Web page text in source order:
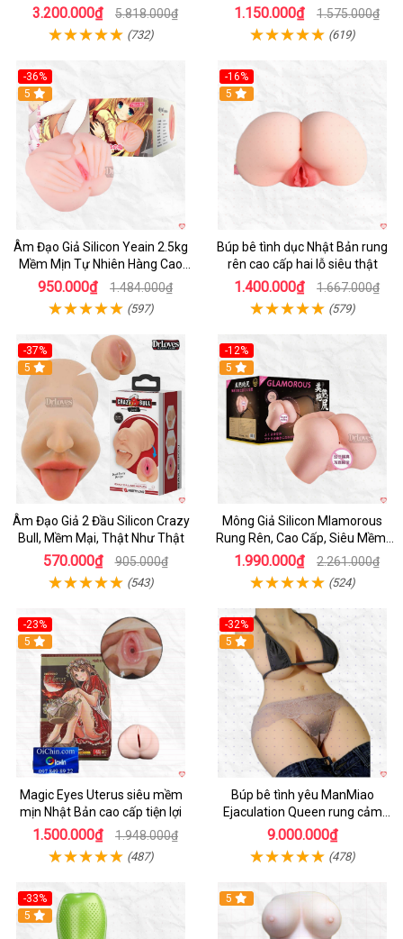
3.200.000₫ 5.818.000₫
(732)
1.150.000₫ 1.575.000₫
(619)
-36%
Hot
5
Âm Đạo Giả Silicon Yeain 2.5kg
Mềm Mịn Tự Nhiên Hàng Cao
Cấp
950.000₫ 1.484.000₫
(597)
-16%
Hot
5
Búp bê tình dục Nhật Bản rung
rên cao cấp hai lỗ siêu thật
1.400.000₫ 1.667.000₫
(579)
-37%
Hot
5
Âm Đạo Giả 2 Đầu Silicon Crazy
Bull, Mềm Mại, Thật Như Thật
570.000₫ 905.000₫
(543)
-12%
Hot
5
Mông Giả Silicon Mlamorous
Rung Rên, Cao Cấp, Siêu Mềm,
Hót
1.990.000₫ 2.261.000₫
(524)
-23%
Hot
5
Magic Eyes Uterus siêu mềm
mịn Nhật Bản cao cấp tiện lợi
1.500.000₫ 1.948.000₫
(487)
-32%
5
Búp bê tình yêu ManMiao
Ejaculation Queen rung cảm
biến sưởi ấm phun nước thông
9.000.000₫
(478)
-33%
Hot
5
5